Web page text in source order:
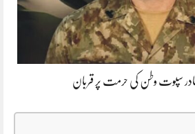
سپوت وطن کی حرمت پر قربان